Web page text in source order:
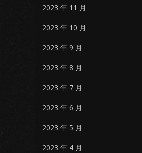
2023 年 11 月
2023 年 10 月
2023 年 9 月
2023 年 8 月
2023 年 7 月
2023 年 6 月
2023 年 5 月
2023 年 4 月